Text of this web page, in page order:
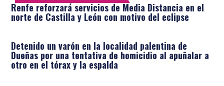
Renfe reforzará servicios de Media Distancia en el
norte de Castilla y León con motivo del eclipse
Detenido un varón en la localidad palentina de
Dueñas por una tentativa de homicidio al apuñalar a
otro en el tórax y la espalda